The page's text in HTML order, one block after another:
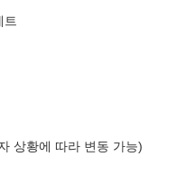
트
상황에 따라 변동 가능)